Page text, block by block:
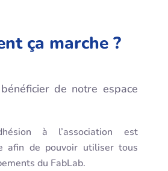
ça marche ?
de notre espace
à l’association est
afin de pouvoir utiliser tous
du FabLab.